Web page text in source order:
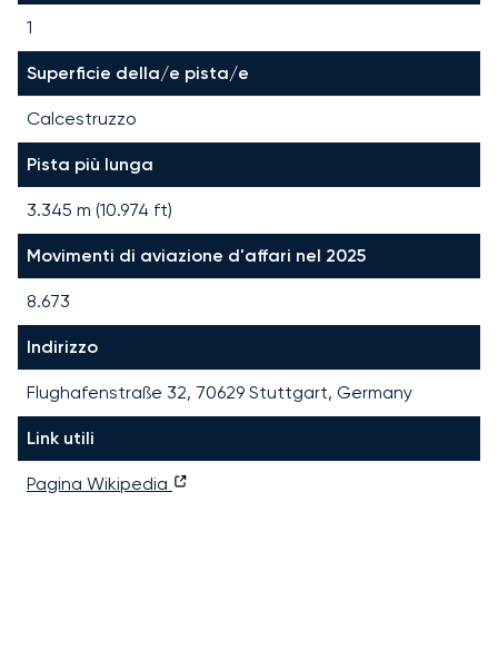
1
Superficie della/e pista/e
Calcestruzzo
Pista più lunga
3.345 m (10.974 ft)
Movimenti di aviazione d'affari nel 2025
8.673
Indirizzo
Flughafenstraße 32, 70629 Stuttgart, Germany
Link utili
Pagina Wikipedia